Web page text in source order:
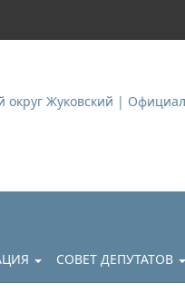
СОВЕТ ДЕПУТАТОВ